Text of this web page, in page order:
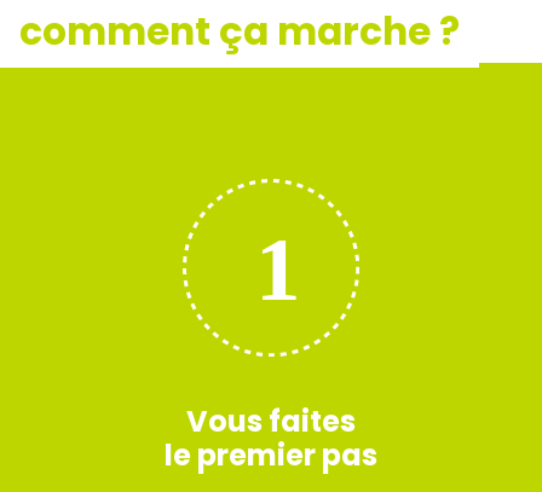
comment ça marche ?
Vous faites
le premier pas